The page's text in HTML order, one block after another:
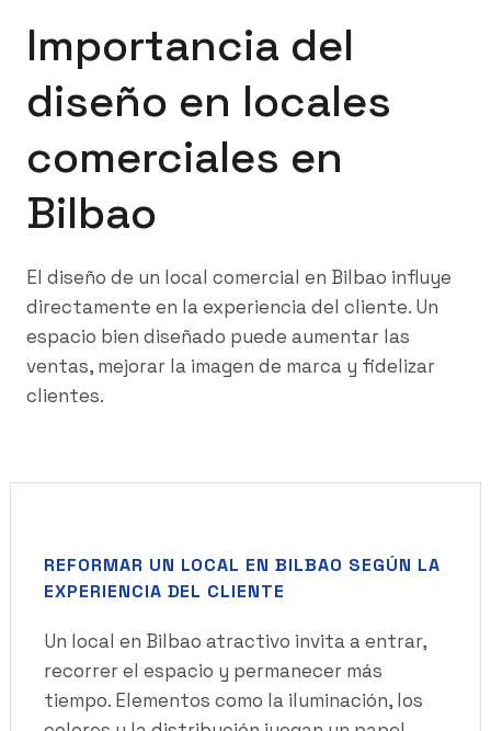
Importancia del
diseño en locales
comerciales en
Bilbao
El diseño de un local comercial en Bilbao influye
directamente en la experiencia del cliente. Un
espacio bien diseñado puede aumentar las
ventas, mejorar la imagen de marca y fidelizar
clientes.
REFORMAR UN LOCAL EN BILBAO SEGÚN LA
EXPERIENCIA DEL CLIENTE
Un local en Bilbao atractivo invita a entrar,
recorrer el espacio y permanecer más
tiempo. Elementos como la iluminación, los